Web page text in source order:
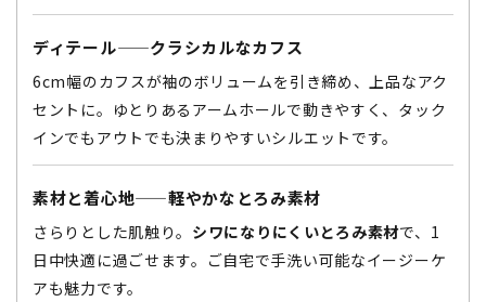
ディテール——クラシカルなカフス
6cm幅のカフスが袖のボリュームを引き締め、上品なアク
セントに。ゆとりあるアームホールで動きやすく、タック
インでもアウトでも決まりやすいシルエットです。
素材と着心地——軽やかなとろみ素材
さらりとした肌触り。 シワになりにくいとろみ素材で、1
日中快適に過ごせます。ご自宅で手洗い可能なイージーケ
アも魅力です。